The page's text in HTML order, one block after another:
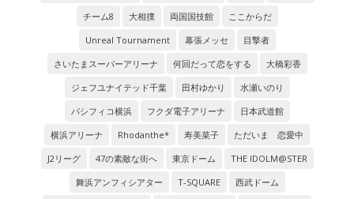
チーム8
大相撲 両国国技館
ここからだ
Unreal Tournament
幕張メッセ
目撃者
さいたまスーパーアリーナ
何回だって恋をする
大橋彩香
ジェフユナイテッド千葉
田村ゆかり
水瀬いのり
パシフィコ横浜
フクダ電子アリーナ
日本武道館
横浜アリーナ
Rhodanthe* 寿美菜子
ただいま 恋愛中
J2リーグ
47の素敵な街へ 東京ドーム
THE IDOLM@STER
舞浜アンフィシアター
T-SQUARE
西武ドーム